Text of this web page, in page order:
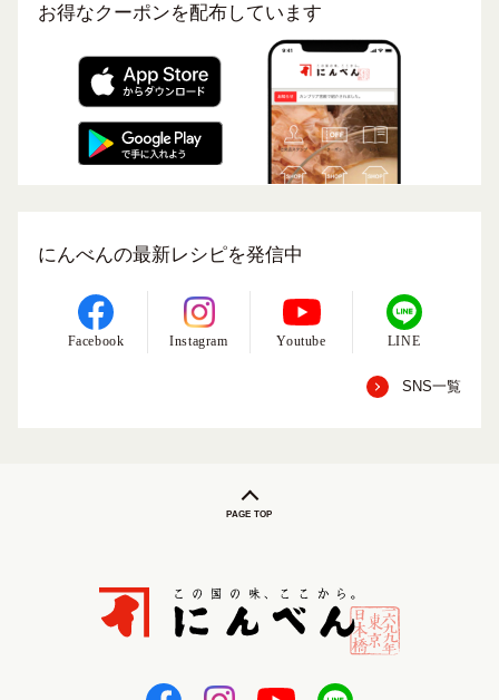
お得なクーポンを配布しています
にんべんの最新レシピを発信中
Facebook Instagram Youtube LINE
SNS一覧
PAGE TOP